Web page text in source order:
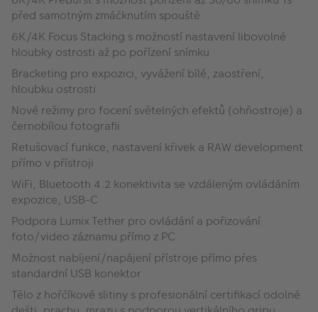
před samotným zmáčknutím spouště
6K/4K Focus Stacking s možností nastavení libovolné
hloubky ostrosti až po pořízení snímku
Bracketing pro expozici, vyvážení bílé, zaostření,
hloubku ostrosti
Nové režimy pro focení světelných efektů (ohňostroje) a
černobílou fotografii
Retušovací funkce, nastavení křivek a RAW development
přímo v přístroji
WiFi, Bluetooth 4.2 konektivita se vzdáleným ovládáním
expozice, USB-C
Podpora Lumix Tether pro ovládání a pořizování
foto/video záznamu přímo z PC
Možnost nabíjení/napájení přístroje přímo přes
standardní USB konektor
Tělo z hořčíkové slitiny s profesionální certifikací odolné